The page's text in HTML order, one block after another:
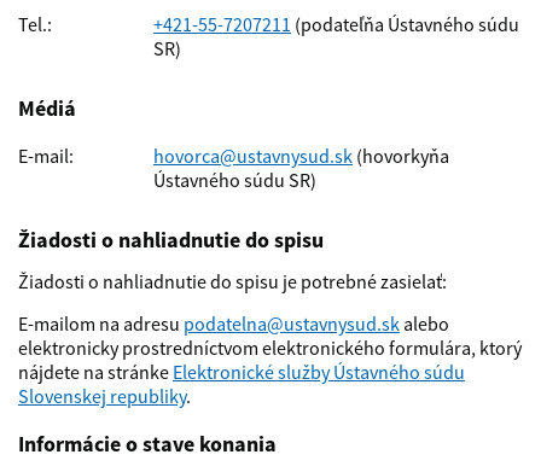
Tel.: +421-55-7207211 (podateľňa Ústavného súdu
SR)
Médiá
E-mail: hovorca@ustavnysud.sk (hovorkyňa
Ústavného súdu SR)
Žiadosti o nahliadnutie do spisu
Žiadosti o nahliadnutie do spisu je potrebné zasielať:
E-mailom na adresu podatelna@ustavnysud.sk alebo
elektronicky prostredníctvom elektronického formulára, ktorý
nájdete na stránke Elektronické služby Ústavného súdu
Slovenskej republiky.
Informácie o stave konania